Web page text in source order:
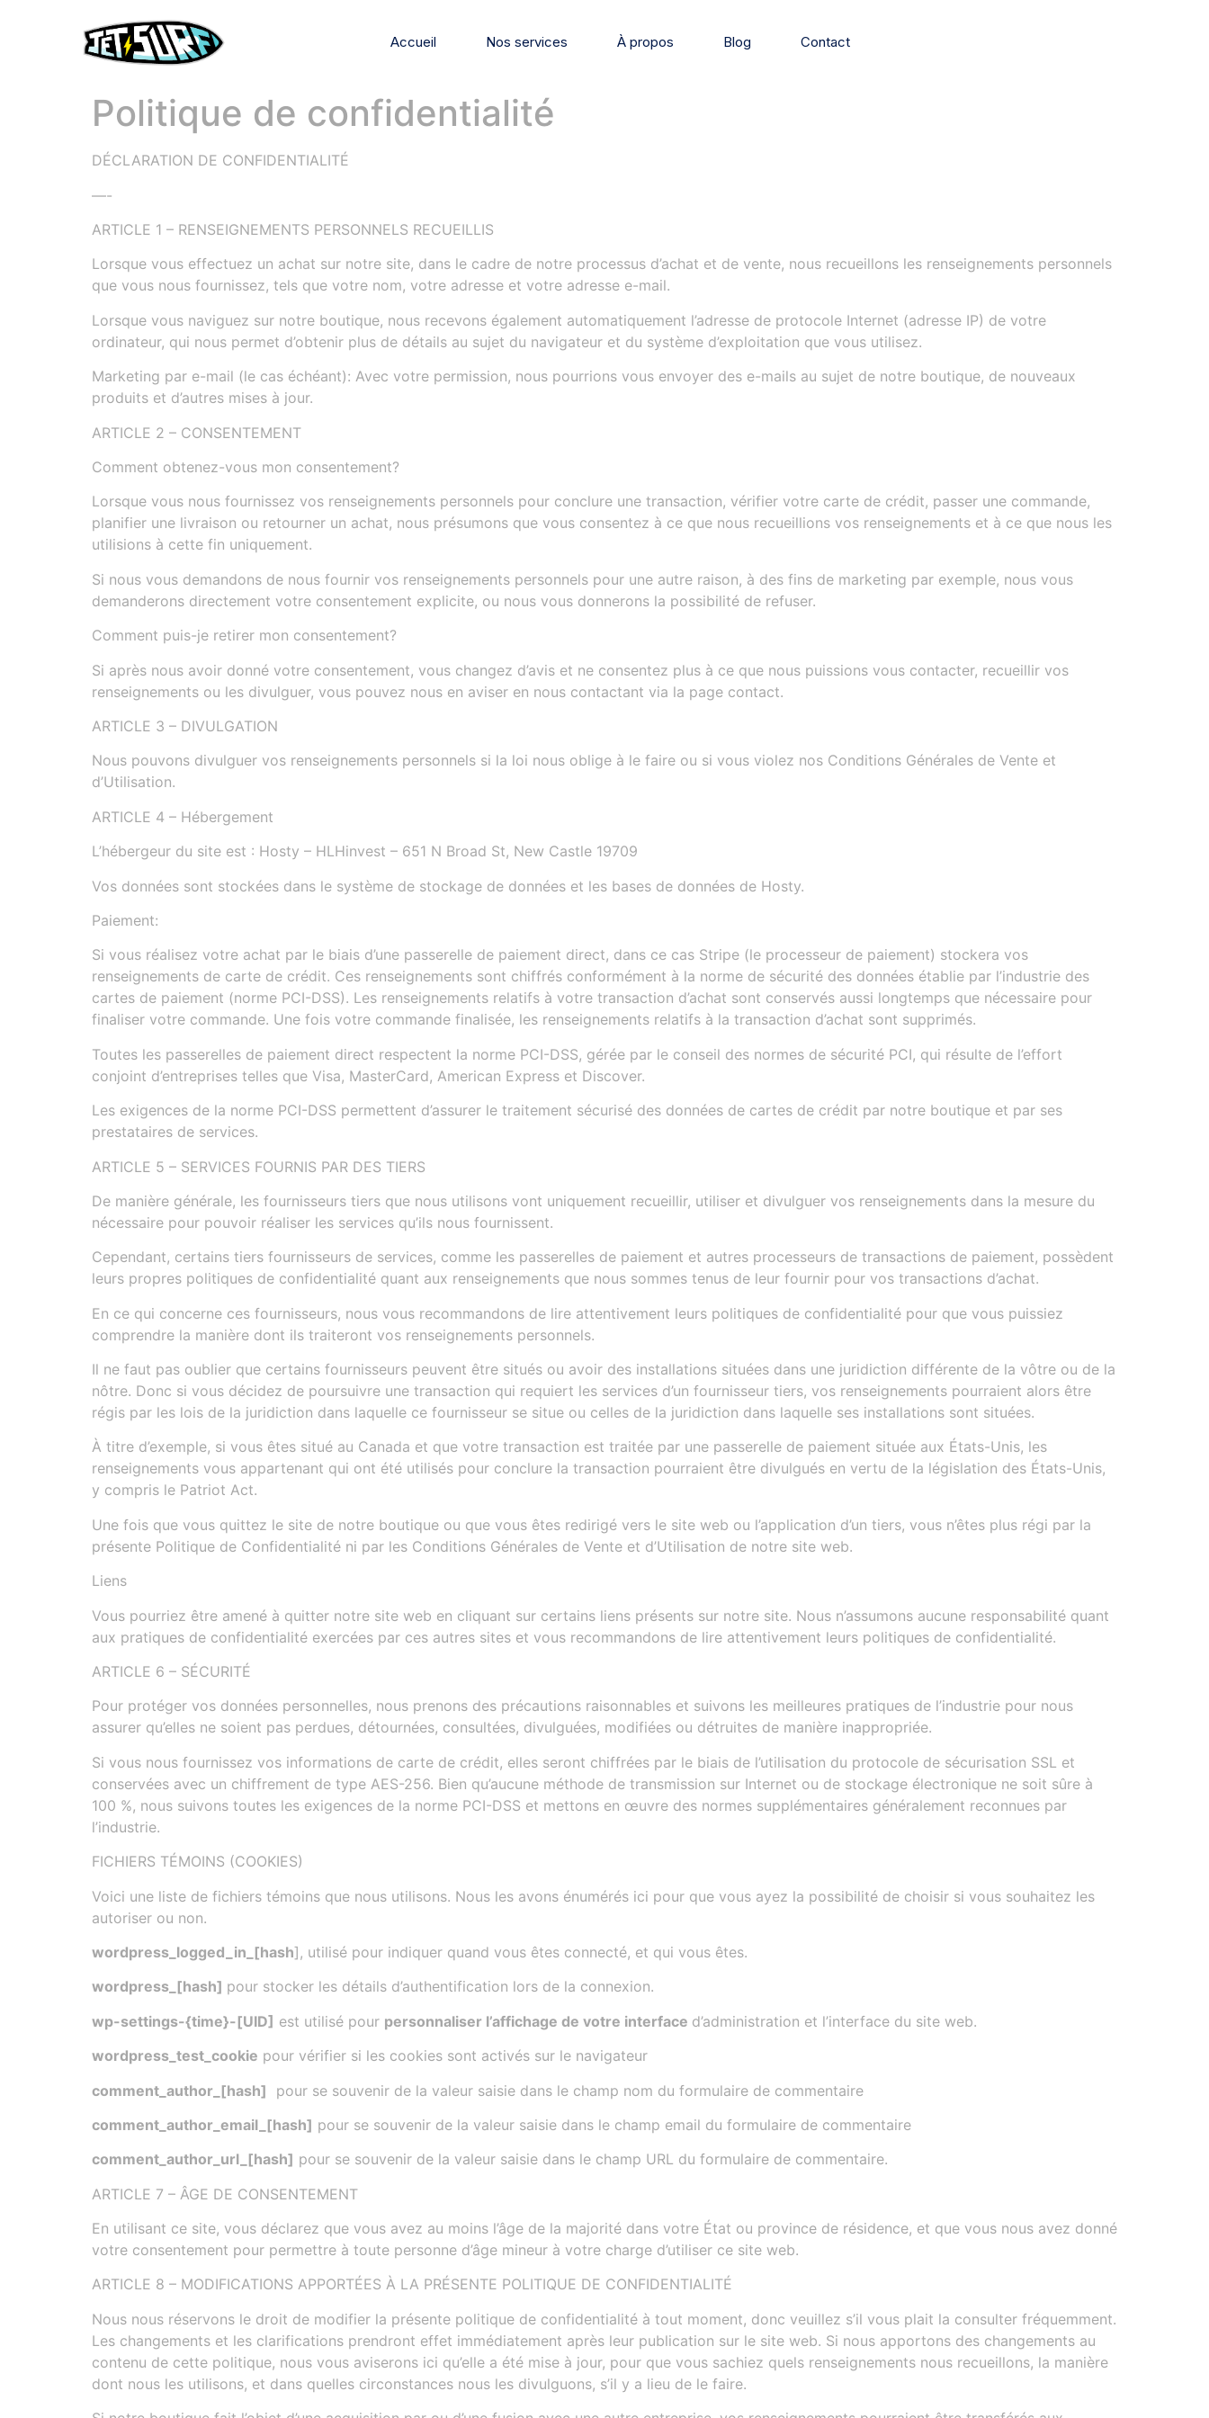
Accueil Nos services À propos Blog Contact
Politique de confidentialité
DÉCLARATION DE CONFIDENTIALITÉ
—-
ARTICLE 1 – RENSEIGNEMENTS PERSONNELS RECUEILLIS
Lorsque vous effectuez un achat sur notre site, dans le cadre de notre processus d’achat et de vente, nous recueillons les renseignements personnels
que vous nous fournissez, tels que votre nom, votre adresse et votre adresse e-mail.
Lorsque vous naviguez sur notre boutique, nous recevons également automatiquement l’adresse de protocole Internet (adresse IP) de votre
ordinateur, qui nous permet d’obtenir plus de détails au sujet du navigateur et du système d’exploitation que vous utilisez.
Marketing par e-mail (le cas échéant): Avec votre permission, nous pourrions vous envoyer des e-mails au sujet de notre boutique, de nouveaux
produits et d’autres mises à jour.
ARTICLE 2 – CONSENTEMENT
Comment obtenez-vous mon consentement?
Lorsque vous nous fournissez vos renseignements personnels pour conclure une transaction, vérifier votre carte de crédit, passer une commande,
planifier une livraison ou retourner un achat, nous présumons que vous consentez à ce que nous recueillions vos renseignements et à ce que nous les
utilisions à cette fin uniquement.
Si nous vous demandons de nous fournir vos renseignements personnels pour une autre raison, à des fins de marketing par exemple, nous vous
demanderons directement votre consentement explicite, ou nous vous donnerons la possibilité de refuser.
Comment puis-je retirer mon consentement?
Si après nous avoir donné votre consentement, vous changez d’avis et ne consentez plus à ce que nous puissions vous contacter, recueillir vos
renseignements ou les divulguer, vous pouvez nous en aviser en nous contactant via la page contact.
ARTICLE 3 – DIVULGATION
Nous pouvons divulguer vos renseignements personnels si la loi nous oblige à le faire ou si vous violez nos Conditions Générales de Vente et
d’Utilisation.
ARTICLE 4 – Hébergement
L’hébergeur du site est : Hosty – HLHinvest – 651 N Broad St, New Castle 19709
Vos données sont stockées dans le système de stockage de données et les bases de données de Hosty.
Paiement:
Si vous réalisez votre achat par le biais d’une passerelle de paiement direct, dans ce cas Stripe (le processeur de paiement) stockera vos
renseignements de carte de crédit. Ces renseignements sont chiffrés conformément à la norme de sécurité des données établie par l’industrie des
cartes de paiement (norme PCI-DSS). Les renseignements relatifs à votre transaction d’achat sont conservés aussi longtemps que nécessaire pour
finaliser votre commande. Une fois votre commande finalisée, les renseignements relatifs à la transaction d’achat sont supprimés.
Toutes les passerelles de paiement direct respectent la norme PCI-DSS, gérée par le conseil des normes de sécurité PCI, qui résulte de l’effort
conjoint d’entreprises telles que Visa, MasterCard, American Express et Discover.
Les exigences de la norme PCI-DSS permettent d’assurer le traitement sécurisé des données de cartes de crédit par notre boutique et par ses
prestataires de services.
ARTICLE 5 – SERVICES FOURNIS PAR DES TIERS
De manière générale, les fournisseurs tiers que nous utilisons vont uniquement recueillir, utiliser et divulguer vos renseignements dans la mesure du
nécessaire pour pouvoir réaliser les services qu’ils nous fournissent.
Cependant, certains tiers fournisseurs de services, comme les passerelles de paiement et autres processeurs de transactions de paiement, possèdent
leurs propres politiques de confidentialité quant aux renseignements que nous sommes tenus de leur fournir pour vos transactions d’achat.
En ce qui concerne ces fournisseurs, nous vous recommandons de lire attentivement leurs politiques de confidentialité pour que vous puissiez
comprendre la manière dont ils traiteront vos renseignements personnels.
Il ne faut pas oublier que certains fournisseurs peuvent être situés ou avoir des installations situées dans une juridiction différente de la vôtre ou de la
nôtre. Donc si vous décidez de poursuivre une transaction qui requiert les services d’un fournisseur tiers, vos renseignements pourraient alors être
régis par les lois de la juridiction dans laquelle ce fournisseur se situe ou celles de la juridiction dans laquelle ses installations sont situées.
À titre d’exemple, si vous êtes situé au Canada et que votre transaction est traitée par une passerelle de paiement située aux États-Unis, les
renseignements vous appartenant qui ont été utilisés pour conclure la transaction pourraient être divulgués en vertu de la législation des États-Unis,
y compris le Patriot Act.
Une fois que vous quittez le site de notre boutique ou que vous êtes redirigé vers le site web ou l’application d’un tiers, vous n’êtes plus régi par la
présente Politique de Confidentialité ni par les Conditions Générales de Vente et d’Utilisation de notre site web.
Liens
Vous pourriez être amené à quitter notre site web en cliquant sur certains liens présents sur notre site. Nous n’assumons aucune responsabilité quant
aux pratiques de confidentialité exercées par ces autres sites et vous recommandons de lire attentivement leurs politiques de confidentialité.
ARTICLE 6 – SÉCURITÉ
Pour protéger vos données personnelles, nous prenons des précautions raisonnables et suivons les meilleures pratiques de l’industrie pour nous
assurer qu’elles ne soient pas perdues, détournées, consultées, divulguées, modifiées ou détruites de manière inappropriée.
Si vous nous fournissez vos informations de carte de crédit, elles seront chiffrées par le biais de l’utilisation du protocole de sécurisation SSL et
conservées avec un chiffrement de type AES-256. Bien qu’aucune méthode de transmission sur Internet ou de stockage électronique ne soit sûre à
100 %, nous suivons toutes les exigences de la norme PCI-DSS et mettons en œuvre des normes supplémentaires généralement reconnues par
l’industrie.
FICHIERS TÉMOINS (COOKIES)
Voici une liste de fichiers témoins que nous utilisons. Nous les avons énumérés ici pour que vous ayez la possibilité de choisir si vous souhaitez les
autoriser ou non.
wordpress_logged_in_[hash], utilisé pour indiquer quand vous êtes connecté, et qui vous êtes.
wordpress_[hash] pour stocker les détails d’authentification lors de la connexion.
wp-settings-{time}-[UID] est utilisé pour personnaliser l’affichage de votre interface d’administration et l’interface du site web.
wordpress_test_cookie pour vérifier si les cookies sont activés sur le navigateur
comment_author_[hash] pour se souvenir de la valeur saisie dans le champ nom du formulaire de commentaire
comment_author_email_[hash] pour se souvenir de la valeur saisie dans le champ email du formulaire de commentaire
comment_author_url_[hash] pour se souvenir de la valeur saisie dans le champ URL du formulaire de commentaire.
ARTICLE 7 – ÂGE DE CONSENTEMENT
En utilisant ce site, vous déclarez que vous avez au moins l’âge de la majorité dans votre État ou province de résidence, et que vous nous avez donné
votre consentement pour permettre à toute personne d’âge mineur à votre charge d’utiliser ce site web.
ARTICLE 8 – MODIFICATIONS APPORTÉES À LA PRÉSENTE POLITIQUE DE CONFIDENTIALITÉ
Nous nous réservons le droit de modifier la présente politique de confidentialité à tout moment, donc veuillez s’il vous plait la consulter fréquemment.
Les changements et les clarifications prendront effet immédiatement après leur publication sur le site web. Si nous apportons des changements au
contenu de cette politique, nous vous aviserons ici qu’elle a été mise à jour, pour que vous sachiez quels renseignements nous recueillons, la manière
dont nous les utilisons, et dans quelles circonstances nous les divulguons, s’il y a lieu de le faire.